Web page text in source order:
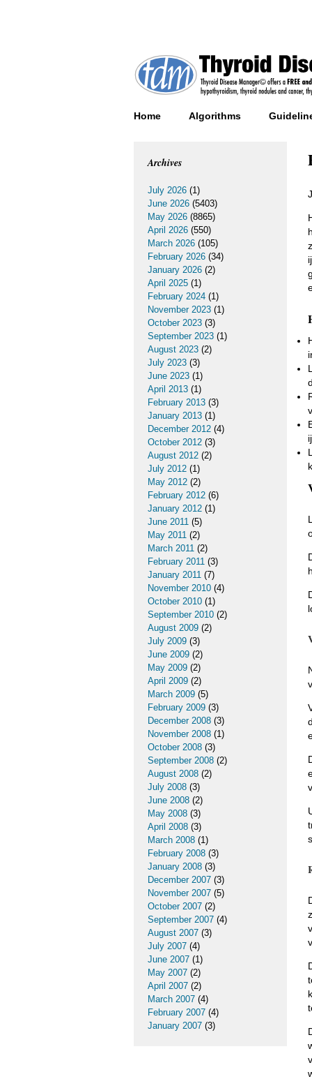
Home Algorithms
Archives
July 2026 (1)
June 2026 (5403)
May 2026 (8865)
April 2026 (550)
March 2026 (105)
February 2026 (34)
January 2026 (2)
April 2025 (1)
February 2024 (1)
November 2023 (1)
October 2023 (3)
September 2023 (1)
August 2023 (2)
July 2023 (3)
June 2023 (1)
April 2013 (1)
February 2013 (3)
January 2013 (1)
December 2012 (4)
October 2012 (3)
August 2012 (2)
July 2012 (1)
May 2012 (2)
February 2012 (6)
January 2012 (1)
June 2011 (5)
May 2011 (2)
March 2011 (2)
February 2011 (3)
January 2011 (7)
November 2010 (4)
October 2010 (1)
September 2010 (2)
August 2009 (2)
July 2009 (3)
June 2009 (2)
May 2009 (2)
April 2009 (2)
March 2009 (5)
February 2009 (3)
December 2008 (3)
November 2008 (1)
October 2008 (3)
September 2008 (2)
August 2008 (2)
July 2008 (3)
June 2008 (2)
May 2008 (3)
April 2008 (3)
March 2008 (1)
February 2008 (3)
January 2008 (3)
December 2007 (3)
November 2007 (5)
October 2007 (2)
September 2007 (4)
August 2007 (3)
July 2007 (4)
June 2007 (1)
May 2007 (2)
April 2007 (2)
March 2007 (4)
February 2007 (4)
January 2007 (3)